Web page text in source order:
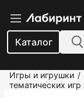
Каталог
Игры и игрушки /
тематических игр